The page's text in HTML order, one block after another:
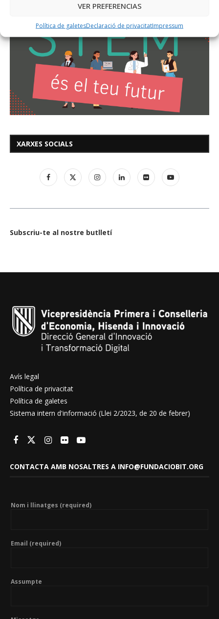
VER PREFERENCIAS
Política de galetesDeclaració de privacitatImpressum
XARXES SOCIALS
Subscriu-te al nostre butlletí
Avís legal
Política de privacitat
Política de galetes
Sistema intern d'informació (Llei 2/2023, de 20 de febrer)
CONTACTA AMB NOSALTRES A INFO@FUNDACIOBIT.ORG
Nom i llinatges (required)
Email (required)
Assumpte